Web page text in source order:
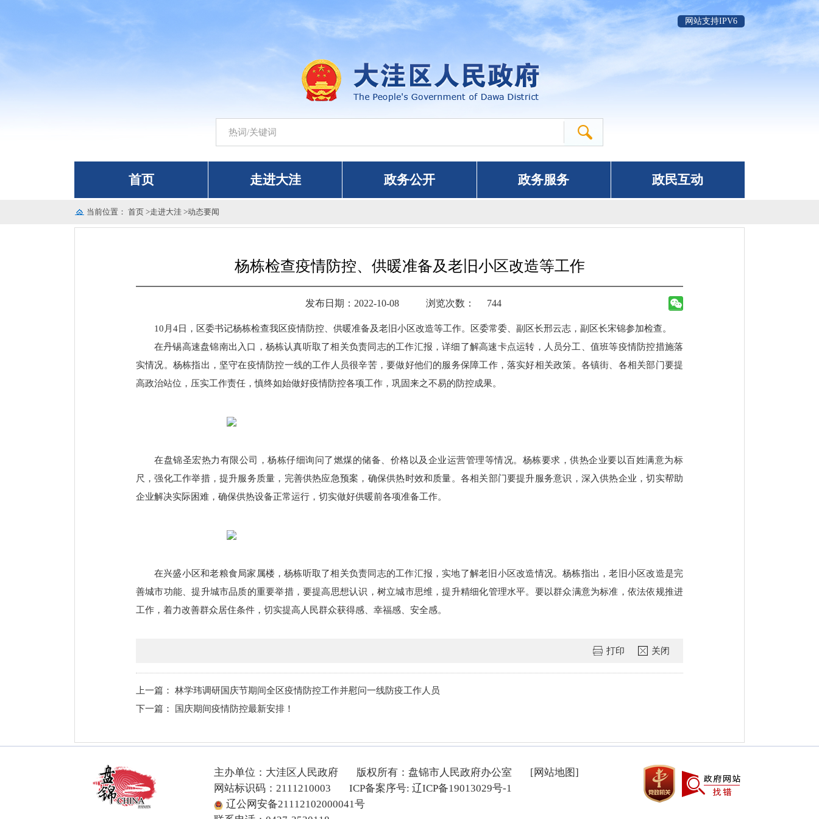
网站支持IPV6
首页 走进大洼 政务公开 政务服务 政民互动
当前位置： 首页 >走进大洼 >动态要闻
杨栋检查疫情防控、供暖准备及老旧小区改造等工作
发布日期：2022-10-08 浏览次数： 744
10月4日，区委书记杨栋检查我区疫情防控、供暖准备及老旧小区改造等工作。区委常委、副区长邢云志，副区长宋锦参加检查。
在丹锡高速盘锦南出入口，杨栋认真听取了相关负责同志的工作汇报，详细了解高速卡点运转，人员分工、值班等疫情防控措施落
实情况。杨栋指出，坚守在疫情防控一线的工作人员很辛苦，要做好他们的服务保障工作，落实好相关政策。各镇街、各相关部门要提
高政治站位，压实工作责任，慎终如始做好疫情防控各项工作，巩固来之不易的防控成果。
在盘锦圣宏热力有限公司，杨栋仔细询问了燃煤的储备、价格以及企业运营管理等情况。杨栋要求，供热企业要以百姓满意为标
尺，强化工作举措，提升服务质量，完善供热应急预案，确保供热时效和质量。各相关部门要提升服务意识，深入供热企业，切实帮助
企业解决实际困难，确保供热设备正常运行，切实做好供暖前各项准备工作。
在兴盛小区和老粮食局家属楼，杨栋听取了相关负责同志的工作汇报，实地了解老旧小区改造情况。杨栋指出，老旧小区改造是完
善城市功能、提升城市品质的重要举措，要提高思想认识，树立城市思维，提升精细化管理水平。要以群众满意为标准，依法依规推进
工作，着力改善群众居住条件，切实提高人民群众获得感、幸福感、安全感。
打印 关闭
上一篇：
林学玮调研国庆节期间全区疫情防控工作并慰问一线防疫工作人员
下一篇：
国庆期间疫情防控最新安排！
主办单位：大洼区人民政府 版权所有：盘锦市人民政府办公室
[网站地图]
网站标识码：2111210003
ICP备案序号: 辽ICP备19013029号-1
辽公网安备21112102000041号